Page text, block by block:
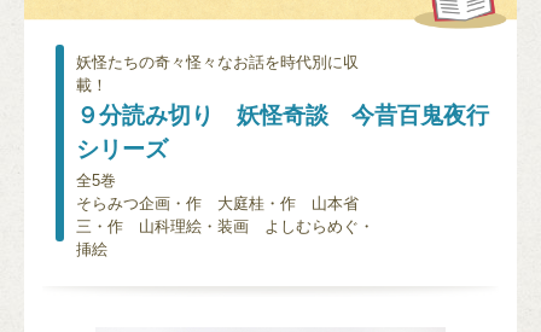
妖怪たちの奇々怪々なお話を時代別に収
載！
９分読み切り 妖怪奇談 今昔百鬼夜行
シリーズ
全5巻
そらみつ企画・作 大庭桂・作 山本省
三・作 山科理絵・装画 よしむらめぐ・
挿絵